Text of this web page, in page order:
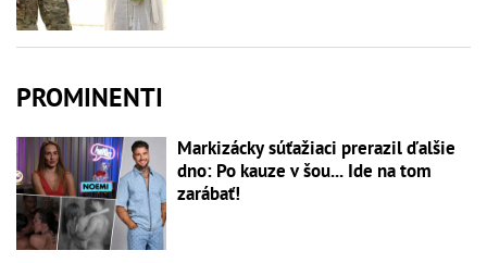
PROMINENTI
Markizácky súťažiaci prerazil ďalšie
dno: Po kauze v šou... Ide na tom
zarábať!